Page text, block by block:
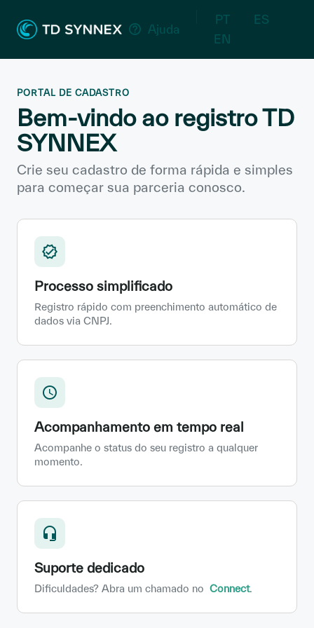
Ajuda
PT
ES
EN
PORTAL DE CADASTRO
Bem-vindo ao registro TD
SYNNEX
Crie seu cadastro de forma rápida e simples
para começar sua parceria conosco.
Processo simplificado
Registro rápido com preenchimento automático de
dados via CNPJ.
Acompanhamento em tempo real
Acompanhe o status do seu registro a qualquer
momento.
Suporte dedicado
Dificuldades? Abra um chamado no Connect.